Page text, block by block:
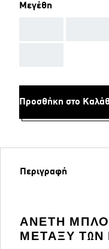
Μεγέθη
Προσθήκη στο
Περιγραφή
ΆΝΕΤΗ
ΜΕΤΑΞΎ